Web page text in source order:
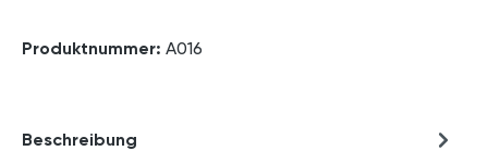
Produktnummer: A016
Beschreibung